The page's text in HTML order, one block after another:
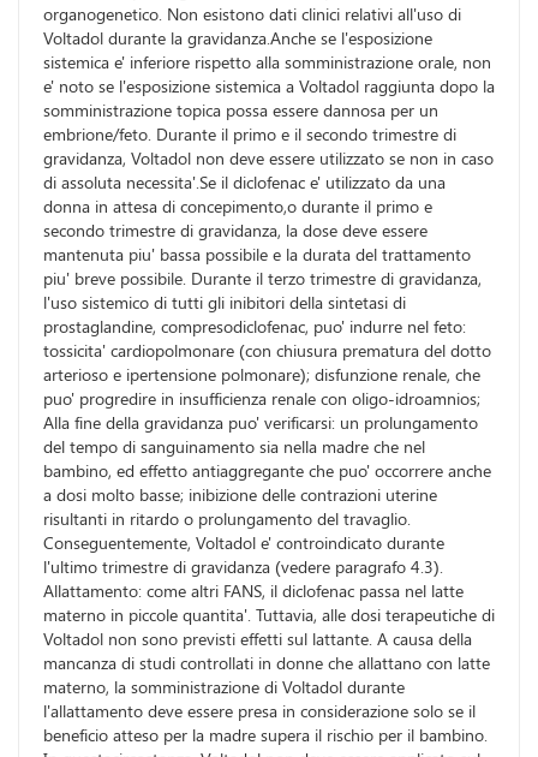
organogenetico. Non esistono dati clinici relativi all'uso di
Voltadol durante la gravidanza.Anche se l'esposizione
sistemica e' inferiore rispetto alla somministrazione orale, non
e' noto se l'esposizione sistemica a Voltadol raggiunta dopo la
somministrazione topica possa essere dannosa per un
embrione/feto. Durante il primo e il secondo trimestre di
gravidanza, Voltadol non deve essere utilizzato se non in caso
di assoluta necessita'.Se il diclofenac e' utilizzato da una
donna in attesa di concepimento,o durante il primo e
secondo trimestre di gravidanza, la dose deve essere
mantenuta piu' bassa possibile e la durata del trattamento
piu' breve possibile. Durante il terzo trimestre di gravidanza,
l'uso sistemico di tutti gli inibitori della sintetasi di
prostaglandine, compresodiclofenac, puo' indurre nel feto:
tossicita' cardiopolmonare (con chiusura prematura del dotto
arterioso e ipertensione polmonare); disfunzione renale, che
puo' progredire in insufficienza renale con oligo-idroamnios;
Alla fine della gravidanza puo' verificarsi: un prolungamento
del tempo di sanguinamento sia nella madre che nel
bambino, ed effetto antiaggregante che puo' occorrere anche
a dosi molto basse; inibizione delle contrazioni uterine
risultanti in ritardo o prolungamento del travaglio.
Conseguentemente, Voltadol e' controindicato durante
l'ultimo trimestre di gravidanza (vedere paragrafo 4.3).
Allattamento: come altri FANS, il diclofenac passa nel latte
materno in piccole quantita'. Tuttavia, alle dosi terapeutiche di
Voltadol non sono previsti effetti sul lattante. A causa della
mancanza di studi controllati in donne che allattano con latte
materno, la somministrazione di Voltadol durante
l'allattamento deve essere presa in considerazione solo se il
beneficio atteso per la madre supera il rischio per il bambino.